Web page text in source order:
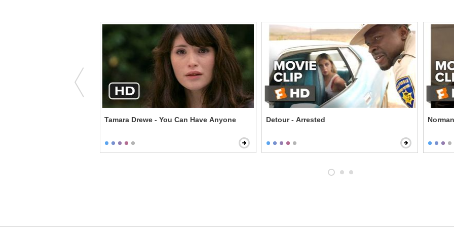
Tamara Drewe - You Can Have Anyone Detour - Arrested